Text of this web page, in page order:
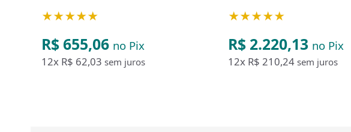
★★★★★
R$ 655,06 no Pix
12x R$ 62,03 sem juros
★★★★★
R$ 2.220,13 no Pix
12x R$ 210,24sem juros